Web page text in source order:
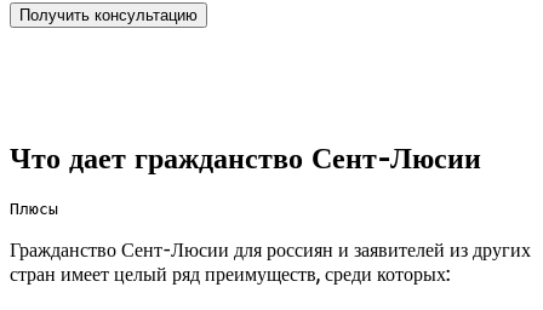
Что дает гражданство Сент-Люсии
Плюсы
Гражданство Сент-Люсии для россиян и заявителей из других
стран имеет целый ряд преимуществ, среди которых: